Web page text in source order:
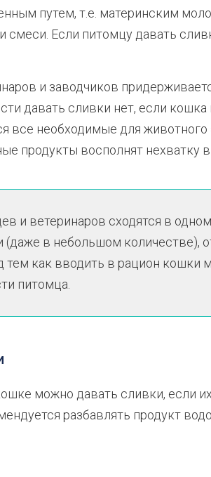
путем, т.е. материнским
смеси. Если питомцу давать
и заводчиков
давать сливки нет, если
все необходимые для
продукты восполнят нехватку
и ветеринаров сходятся в
(даже в небольшом количестве),
тем как вводить в рацион кошки
питомца.
можно давать сливки, если
разбавлять продукт